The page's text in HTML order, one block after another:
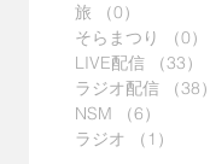
旅
（0）
そらまつり
（0）
LIVE配信
（33）
ラジオ配信
（38）
NSM
（6）
ラジオ
（1）